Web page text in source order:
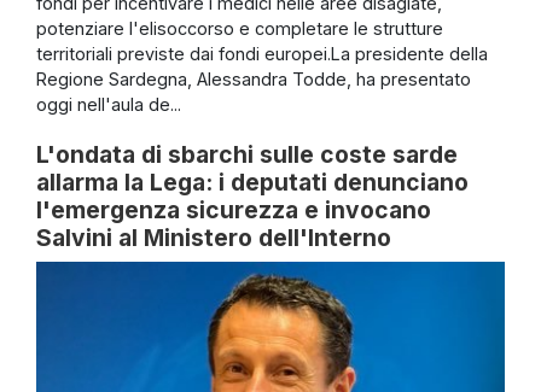
potenziare l'elisoccorso e completare le strutture
territoriali previste dai fondi europei.La presidente della
Regione Sardegna, Alessandra Todde, ha presentato
oggi nell'aula de...
L'ondata di sbarchi sulle coste sarde
allarma la Lega: i deputati denunciano
l'emergenza sicurezza e invocano
Salvini al Ministero dell'Interno